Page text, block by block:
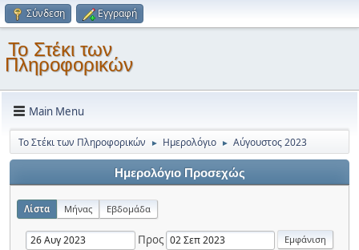
Σύνδεση Εγγραφή
Το Στέκι των
Πληροφορικών
Main Menu
Το Στέκι των Πληροφορικών ► Ημερολόγιο ► Αύγουστος 2023
Ημερολόγιο Προσεχώς
Λίστα Μήνας Εβδομάδα
Προς